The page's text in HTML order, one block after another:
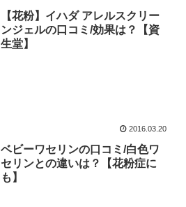
【花粉】イハダ アレルスクリー
ンジェルの口コミ/効果は？【資
生堂】
2016.03.20
ベビーワセリンの口コミ/白色ワ
セリンとの違いは？【花粉症に
も】